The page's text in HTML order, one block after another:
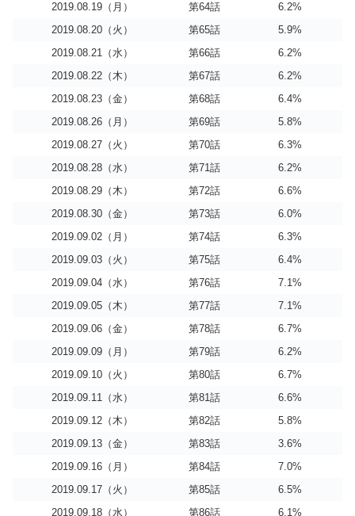
2019.08.19（月）
第64話
6.2%
2019.08.20（火）
第65話
5.9%
2019.08.21（水）
第66話
6.2%
2019.08.22（木）
第67話
6.2%
2019.08.23（金）
第68話
6.4%
2019.08.26（月）
第69話
5.8%
2019.08.27（火）
第70話
6.3%
2019.08.28（水）
第71話
6.2%
2019.08.29（木）
第72話
6.6%
2019.08.30（金）
第73話
6.0%
2019.09.02（月）
第74話
6.3%
2019.09.03（火）
第75話
6.4%
2019.09.04（水）
第76話
7.1%
2019.09.05（木）
第77話
7.1%
2019.09.06（金）
第78話
6.7%
2019.09.09（月）
第79話
6.2%
2019.09.10（火）
第80話
6.7%
2019.09.11（水）
第81話
6.6%
2019.09.12（木）
第82話
5.8%
2019.09.13（金）
第83話
3.6%
2019.09.16（月）
第84話
7.0%
2019.09.17（火）
第85話
6.5%
2019.09.18（水）
第86話
6.1%